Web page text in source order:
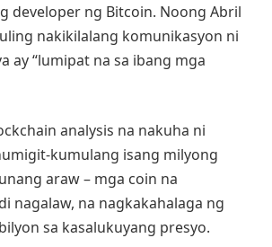
developer ng Bitcoin. Noong Abril
nakikilalang komunikasyon ni
ay “lumipat na sa ibang mga
analysis na nakuha ni
kumulang isang milyong
araw – mga coin na
nagalaw, na nagkakahalaga ng
sa kasalukuyang presyo.